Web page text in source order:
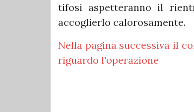
tifosi aspetteranno il
accoglierlo calorosamente.
Nella pagina successiva il
riguardo l'operazione